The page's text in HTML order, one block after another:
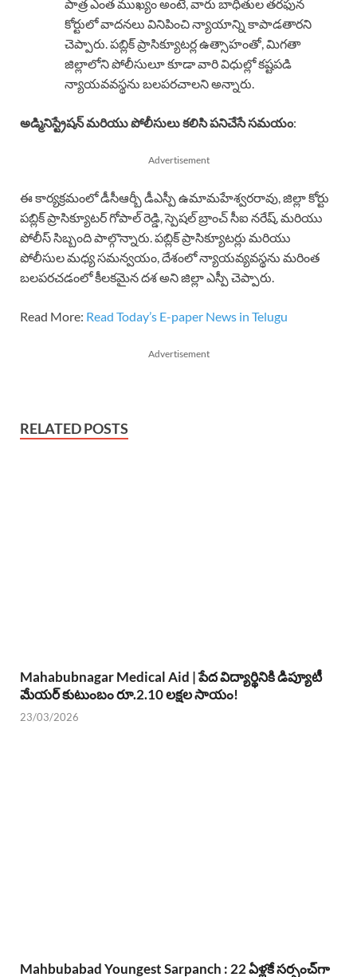
పాత్ర ఎంత ముఖ్యం అంటే, వారు బాధితుల తరఫున
కోర్టులో వాదనలు వినిపించి న్యాయాన్ని కాపాడతారని
చెప్పారు. పబ్లిక్ ప్రాసిక్యూటర్ల ఉత్సాహంతో, మిగతా
జిల్లాలోని పోలీసులూ కూడా వారి విధుల్లో కష్టపడి
న్యాయవవస్థను బలపరచాలని అన్నారు.
అడ్మినిస్ట్రేషన్ మరియు పోలీసులు కలిసి పనిచేసే సమయం:
Advertisement
ఈ కార్యక్రమంలో డీసీఆర్బీ డీఎస్పీ ఉమామహేశ్వరరావు, జిల్లా కోర్టు
పబ్లిక్ ప్రాసిక్యూటర్ గోపాల్ రెడ్డి, స్పెషల్ బ్రాంచ్ సీఐ నరేష్, మరియు
పోలీస్ సిబ్బంది పాల్గొన్నారు. పబ్లిక్ ప్రాసిక్యూటర్లు మరియు
పోలీసుల మధ్య సమన్వయం, దేశంలో న్యాయవ్యవస్థను మరింత
బలపరచడంలో కీలకమైన దశ అని జిల్లా ఎస్పీ చెప్పారు.
Read More: Read Today’s E-paper News in Telugu
Advertisement
RELATED POSTS
Mahabubnagar Medical Aid | పేద విద్యార్థినికి డిప్యూటీ
మేయర్ కుటుంబం రూ.2.10 లక్షల సాయం!
23/03/2026
Mahbubabad Youngest Sarpanch : 22 ఏళ్లకే సర్పంచ్‌గా